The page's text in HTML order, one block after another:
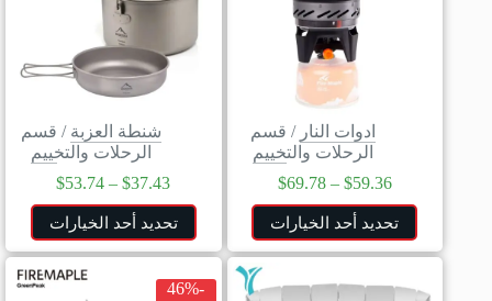
ادوات النار / قسم
الرحلات والتخييم
$59.36
–
$69.78
تحديد أحد الخيارات
شنطة العزبة / قسم
الرحلات والتخييم
$37.43
–
$53.74
تحديد أحد الخيارات
-46%